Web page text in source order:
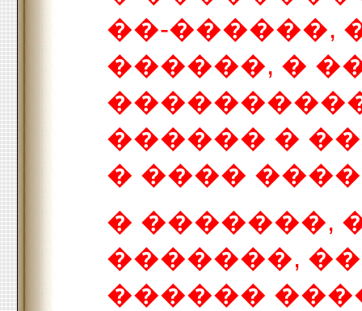
��-������,
������, �
������ �
� ����
� �������,
�������,
������